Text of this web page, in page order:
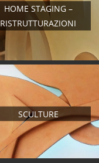
HOME STAGING –
RISTRUTTURAZIONI
SCULTURE